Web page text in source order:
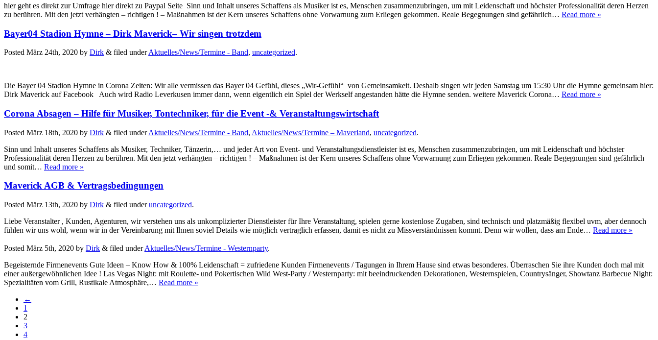
hier geht es direkt zur Umfrage hier direkt zu Paypal Seite Sinn und Inhalt unseres Schaffens als Musiker ist es, Menschen zusammenzubringen, um mit Leidenschaft und höchster Professionalität deren Herzen
zu berühren. Mit den jetzt verhängten – richtigen ! – Maßnahmen ist der Kern unseres Schaffens ohne Vorwarnung zum Erliegen gekommen. Reale Begegnungen sind gefährlich… Read more »
Bayer04 Stadion Hymne – Dirk Maverick– Wir singen trotzdem
Posted März 24th, 2020 by Dirk & filed underAktuelles/News/Termine - Band, uncategorized.
Die Bayer 04 Stadion Hymne in Corona Zeiten: Wir alle vermissen das Bayer 04 Gefühl, dieses „Wir-Gefühl“ von Gemeinsamkeit. Deshalb singen wir jeden Samstag um 15:30 Uhr die Hymne gemeinsam hier:
Dirk Maverick auf Facebook Auch wird Radio Leverkusen immer dann, wenn eigentlich ein Spiel der Werkself angestanden hätte die Hymne senden. weitere Maverick Corona… Read more »
Corona Absagen – Hilfe für Musiker, Tontechniker, für die Event -& Veranstaltungswirtschaft
Posted März 18th, 2020 by Dirk & filed underAktuelles/News/Termine - Band, Aktuelles/News/Termine – Maverland, uncategorized.
Sinn und Inhalt unseres Schaffens als Musiker, Techniker, Tänzerin,… und jeder Art von Event- und Veranstaltungsdienstleister ist es, Menschen zusammenzubringen, um mit Leidenschaft und höchster
Professionalität deren Herzen zu berühren. Mit den jetzt verhängten – richtigen ! – Maßnahmen ist der Kern unseres Schaffens ohne Vorwarnung zum Erliegen gekommen. Reale Begegnungen sind gefährlich
und somit… Read more »
Maverick AGB & Vertragsbedingungen
Posted März 13th, 2020 by Dirk & filed underuncategorized.
Liebe Veranstalter , Kunden, Agenturen, wir verstehen uns als unkomplizierter Dienstleister für Ihre Veranstaltung, spielen gerne kostenlose Zugaben, sind technisch und platzmäßig flexibel uvm, aber dennoch
fühlen wir uns wohl, wenn wir in der Vereinbarung mit Ihnen soviel Details wie möglich vertraglich erfassen, damit es nicht zu Missverständnissen kommt. Denn wir wollen, dass am Ende… Read more »
Posted März 5th, 2020 by Dirk & filed underAktuelles/News/Termine - Westernparty.
Begeisternde Firmenevents Gute Ideen – Know How & 100% Leidenschaft = zufriedene Kunden Firmenevents / Tagungen in Ihrem Hause sind etwas besonderes. Überraschen Sie ihre Kunden doch mal mit
einer außergewöhnlichen Idee ! Las Vegas Night: mit Roulette- und Pokertischen Wild West-Party / Westernparty: mit beeindruckenden Dekorationen, Westernspielen, Countrysänger, Showtanz Barbecue Night:
Spezialitäten vom Grill, Rustikale Atmosphäre,… Read more »
←
1
2
3
4